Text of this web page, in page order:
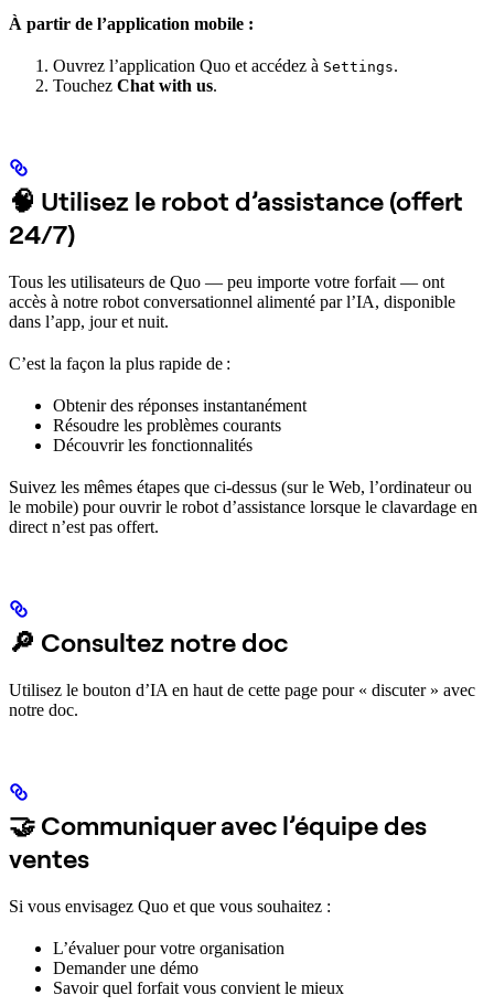
À partir de l’application mobile :
Ouvrez l’application Quo et accédez à Settings.
Touchez Chat with us.
🧠 Utilisez le robot d’assistance (offert
24/7)
Tous les utilisateurs de Quo — peu importe votre forfait — ont
accès à notre robot conversationnel alimenté par l’IA, disponible
dans l’app, jour et nuit.
C’est la façon la plus rapide de :
Obtenir des réponses instantanément
Résoudre les problèmes courants
Découvrir les fonctionnalités
Suivez les mêmes étapes que ci-dessus (sur le Web, l’ordinateur ou
le mobile) pour ouvrir le robot d’assistance lorsque le clavardage en
direct n’est pas offert.
🔎 Consultez notre doc
Utilisez le bouton d’IA en haut de cette page pour « discuter » avec
notre doc.
🤝 Communiquer avec l’équipe des
ventes
Si vous envisagez Quo et que vous souhaitez :
L’évaluer pour votre organisation
Demander une démo
Savoir quel forfait vous convient le mieux